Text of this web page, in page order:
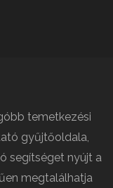
temetkezési
gyűjtőoldala,
segítséget nyújt a
megtalálhatja